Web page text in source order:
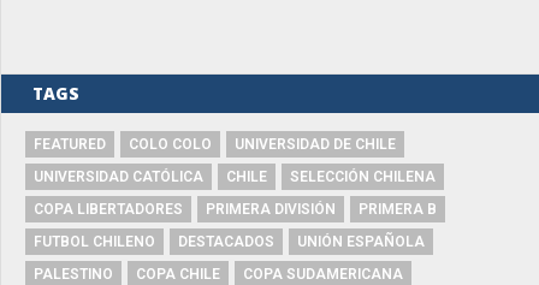
TAGS
FEATURED COLO COLO
UNIVERSIDAD DE CHILE
UNIVERSIDAD CATÓLICA
CHILE
SELECCIÓN CHILENA
COPA LIBERTADORES
PRIMERA DIVISIÓN
PRIMERA B
FUTBOL CHILENO
DESTACADOS
UNIÓN ESPAÑOLA
PALESTINO
COPA CHILE
COPA SUDAMERICANA